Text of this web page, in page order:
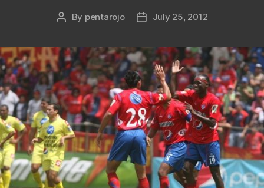
Post
By pentarojo
PostJuly 25, 2012